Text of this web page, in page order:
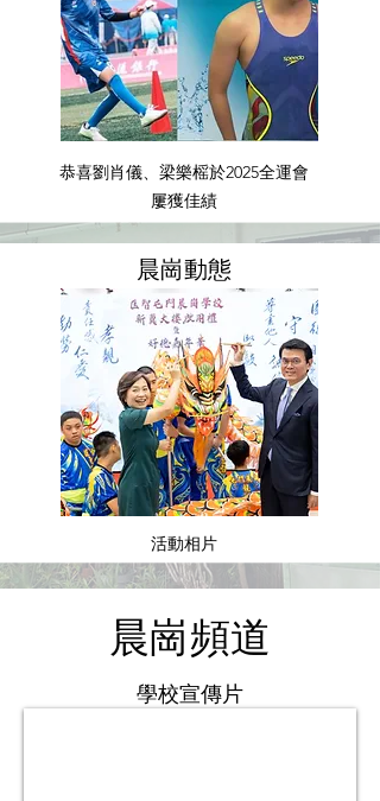
恭喜劉肖儀、梁樂榣於2025全運會
屢獲佳績
​晨崗動態
活動相片
​晨崗頻道
學校宣傳片